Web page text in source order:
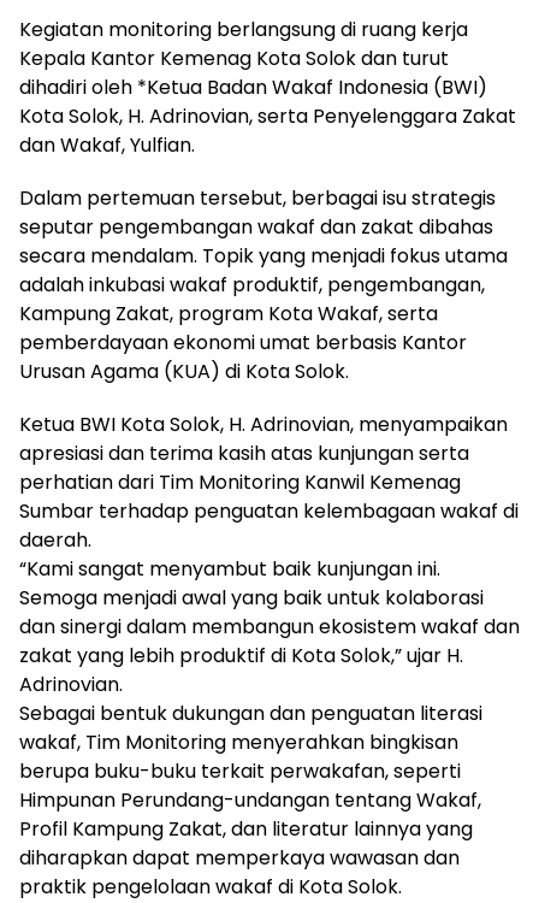
Kegiatan monitoring berlangsung di ruang kerja
Kepala Kantor Kemenag Kota Solok dan turut
dihadiri oleh *Ketua Badan Wakaf Indonesia (BWI)
Kota Solok, H. Adrinovian, serta Penyelenggara Zakat
dan Wakaf, Yulfian.
Dalam pertemuan tersebut, berbagai isu strategis
seputar pengembangan wakaf dan zakat dibahas
secara mendalam. Topik yang menjadi fokus utama
adalah inkubasi wakaf produktif, pengembangan,
Kampung Zakat, program Kota Wakaf, serta
pemberdayaan ekonomi umat berbasis Kantor
Urusan Agama (KUA) di Kota Solok.
Ketua BWI Kota Solok, H. Adrinovian, menyampaikan
apresiasi dan terima kasih atas kunjungan serta
perhatian dari Tim Monitoring Kanwil Kemenag
Sumbar terhadap penguatan kelembagaan wakaf di
daerah.
“Kami sangat menyambut baik kunjungan ini.
Semoga menjadi awal yang baik untuk kolaborasi
dan sinergi dalam membangun ekosistem wakaf dan
zakat yang lebih produktif di Kota Solok,” ujar H.
Adrinovian.
Sebagai bentuk dukungan dan penguatan literasi
wakaf, Tim Monitoring menyerahkan bingkisan
berupa buku-buku terkait perwakafan, seperti
Himpunan Perundang-undangan tentang Wakaf,
Profil Kampung Zakat, dan literatur lainnya yang
diharapkan dapat memperkaya wawasan dan
praktik pengelolaan wakaf di Kota Solok.